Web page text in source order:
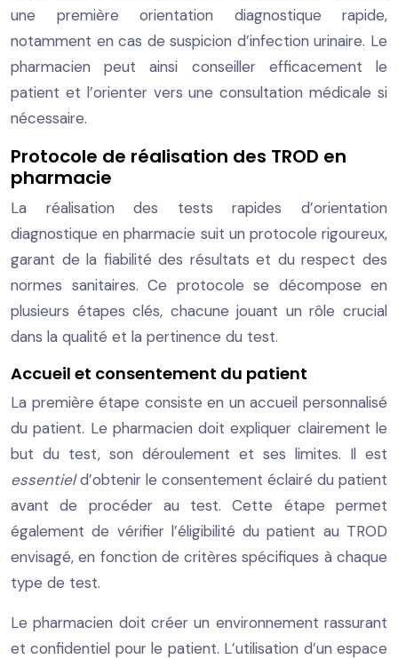
une première orientation diagnostique rapide,
notamment en cas de suspicion d’infection urinaire. Le
pharmacien peut ainsi conseiller efficacement le
patient et l’orienter vers une consultation médicale si
nécessaire.
Protocole de réalisation des TROD en
pharmacie
La réalisation des tests rapides d’orientation
diagnostique en pharmacie suit un protocole rigoureux,
garant de la fiabilité des résultats et du respect des
normes sanitaires. Ce protocole se décompose en
plusieurs étapes clés, chacune jouant un rôle crucial
dans la qualité et la pertinence du test.
Accueil et consentement du patient
La première étape consiste en un accueil personnalisé
du patient. Le pharmacien doit expliquer clairement le
but du test, son déroulement et ses limites. Il est
essentield’obtenir le consentement éclairé du patient
avant de procéder au test. Cette étape permet
également de vérifier l’éligibilité du patient au TROD
envisagé, en fonction de critères spécifiques à chaque
type de test.
Le pharmacien doit créer un environnement rassurant
et confidentiel pour le patient. L’utilisation d’un espace